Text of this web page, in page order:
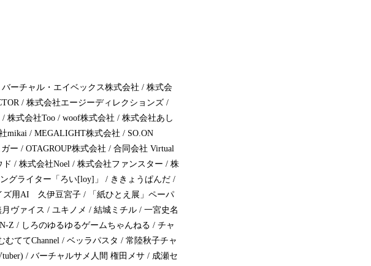
ーチャル・エイベックス株式会社 / 株式会
/ 株式会社エージーディレクションズ /
株式会社Too / woof株式会社 / 株式会社あし
mikai / MEGALIGHT株式会社 / SO.ON
ー / OTAGROUP株式会社 / 合同会社 Virtual
/ 株式会社Noel / 株式会社ファンスター / 株
グライター「ろい[loy]」 / ききょうぱんだ /
ズ用AI 久伊豆宮子 / 「紙ひとえ展」ペーパ
ヴァイス / ユキノメ / 結城ミチル / 一宮史名
Z / しろのゆるゆるゲームちゃんねる / チャ
ててChannel / ベッラパスタ / 常陸秋子チャ
/ バーチャルサメ人間 権田メサ / 成瀬セ